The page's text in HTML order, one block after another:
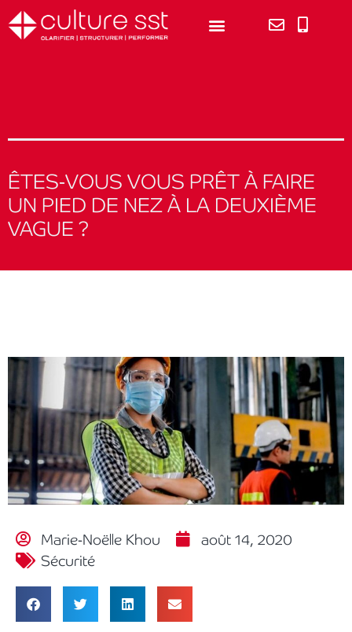
ÊTES-VOUS VOUS PRÊT À FAIRE
UN PIED DE NEZ À LA DEUXIÈME
VAGUE ?
Marie-Noëlle Khou
août 14, 2020
Sécurité